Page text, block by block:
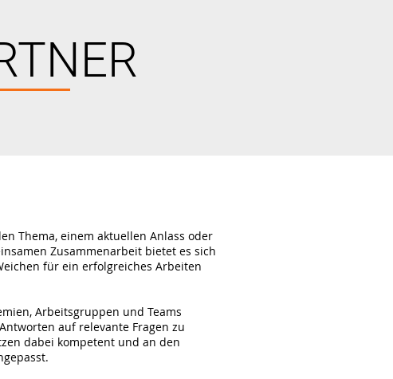
Thema, einem aktuellen Anlass oder
Zusammenarbeit bietet es sich
für ein erfolgreiches Arbeiten
Arbeitsgruppen und Teams
auf relevante Fragen zu
dabei kompetent und an den